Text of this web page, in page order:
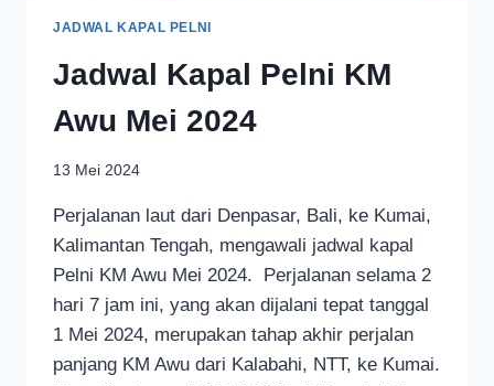
JADWAL KAPAL PELNI
Jadwal Kapal Pelni KM
Awu Mei 2024
13 Mei 2024
Perjalanan laut dari Denpasar, Bali, ke Kumai,
Kalimantan Tengah, mengawali jadwal kapal
Pelni KM Awu Mei 2024. Perjalanan selama 2
hari 7 jam ini, yang akan dijalani tepat tanggal
1 Mei 2024, merupakan tahap akhir perjalan
panjang KM Awu dari Kalabahi, NTT, ke Kumai.